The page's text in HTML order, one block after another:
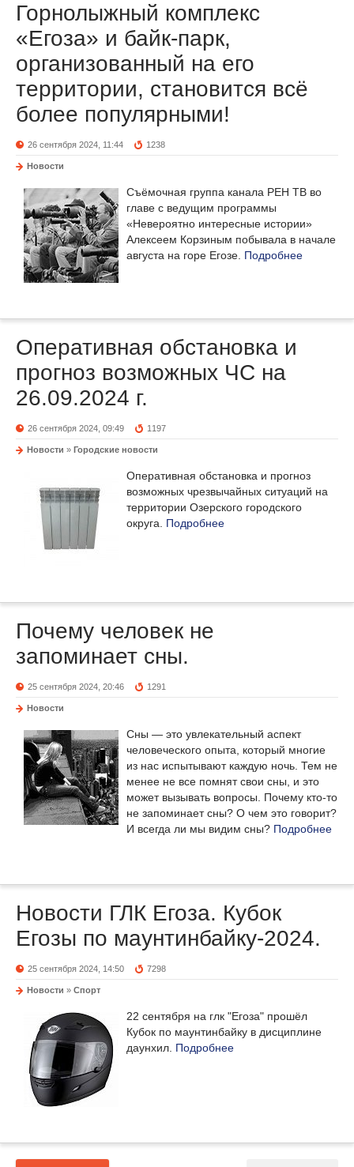
Горнолыжный комплекс
«Егоза» и байк-парк,
организованный на его
территории, становится всё
более популярными!
26 сентября 2024, 11:44 1238
Новости
Съёмочная группа канала РЕН ТВ во
главе с ведущим программы
«Невероятно интересные истории»
Алексеем Корзиным побывала в начале
августа на горе Егозе. Подробнее
Оперативная обстановка и
прогноз возможных ЧС на
26.09.2024 г.
26 сентября 2024, 09:49 1197
Новости » Городские новости
Оперативная обстановка и прогноз
возможных чрезвычайных ситуаций на
территории Озерского городского
округа. Подробнее
Почему человек не
запоминает сны.
25 сентября 2024, 20:46 1291
Новости
Сны — это увлекательный аспект
человеческого опыта, который многие
из нас испытывают каждую ночь. Тем не
менее не все помнят свои сны, и это
может вызывать вопросы. Почему кто-то
не запоминает сны? О чем это говорит?
И всегда ли мы видим сны? Подробнее
Новости ГЛК Егоза. Кубок
Егозы по маунтинбайку-2024.
25 сентября 2024, 14:50 7298
Новости » Спорт
22 сентября на глк "Егоза" прошёл
Кубок по маунтинбайку в дисциплине
даунхил. Подробнее